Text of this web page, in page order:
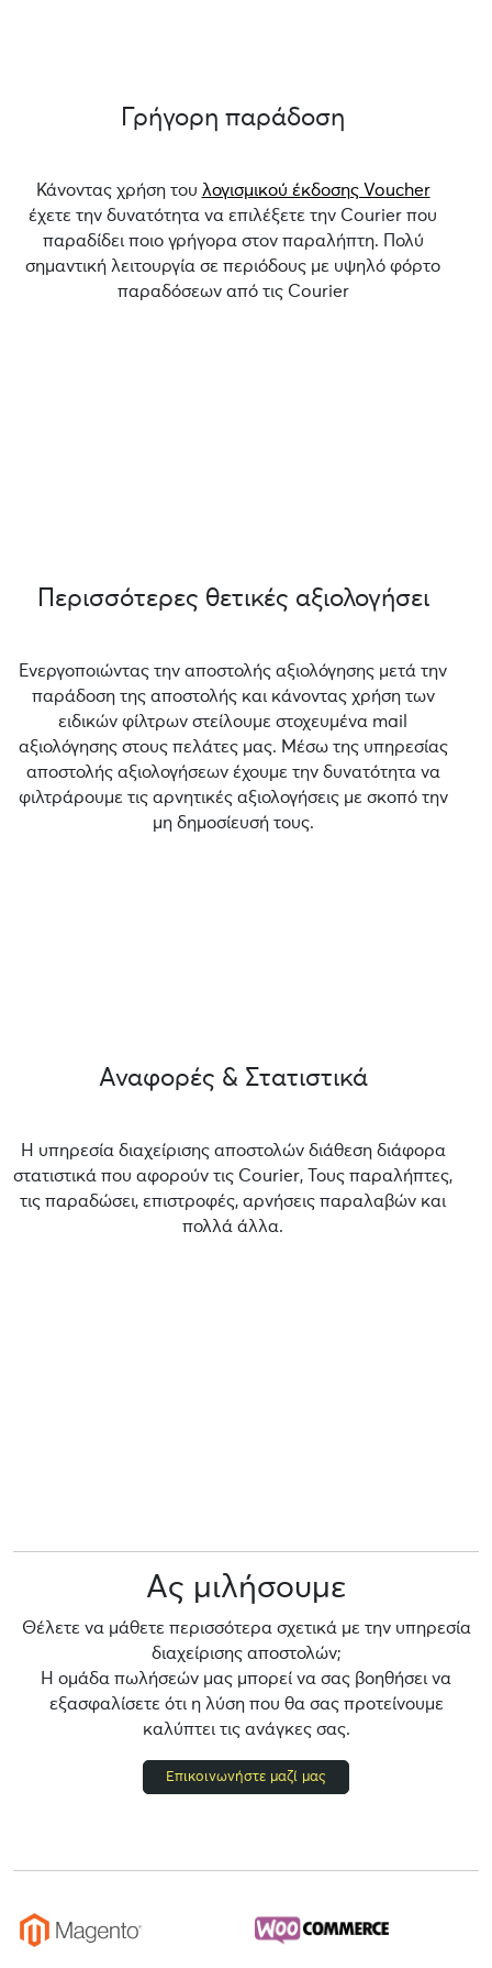
Γρήγορη παράδοση
Κάνοντας χρήση του λογισμικού έκδοσης Voucher
έχετε την δυνατότητα να επιλέξετε την Courier που
παραδίδει ποιο γρήγορα στον παραλήπτη. Πολύ
σημαντική λειτουργία σε περιόδους με υψηλό φόρτο
παραδόσεων από τις Courier
Περισσότερες θετικές αξιολογήσει
Ενεργοποιώντας την αποστολής αξιολόγησης μετά την
παράδοση της αποστολής και κάνοντας χρήση των
ειδικών φίλτρων στείλουμε στοχευμένα mail
αξιολόγησης στους πελάτες μας. Μέσω της υπηρεσίας
αποστολής αξιολογήσεων έχουμε την δυνατότητα να
φιλτράρουμε τις αρνητικές αξιολογήσεις με σκοπό την
μη δημοσίευσή τους.
Αναφορές & Στατιστικά
Η υπηρεσία διαχείρισης αποστολών διάθεση διάφορα
στατιστικά που αφορούν τις Courier, Τους παραλήπτες,
τις παραδώσει, επιστροφές, αρνήσεις παραλαβών και
πολλά άλλα.
Ας μιλήσουμε
Θέλετε να μάθετε περισσότερα σχετικά με την υπηρεσία
διαχείρισης αποστολών;
Η ομάδα πωλήσεών μας μπορεί να σας βοηθήσει να
εξασφαλίσετε ότι η λύση που θα σας προτείνουμε
καλύπτει τις ανάγκες σας.
Επικοινωνήστε μαζί μας